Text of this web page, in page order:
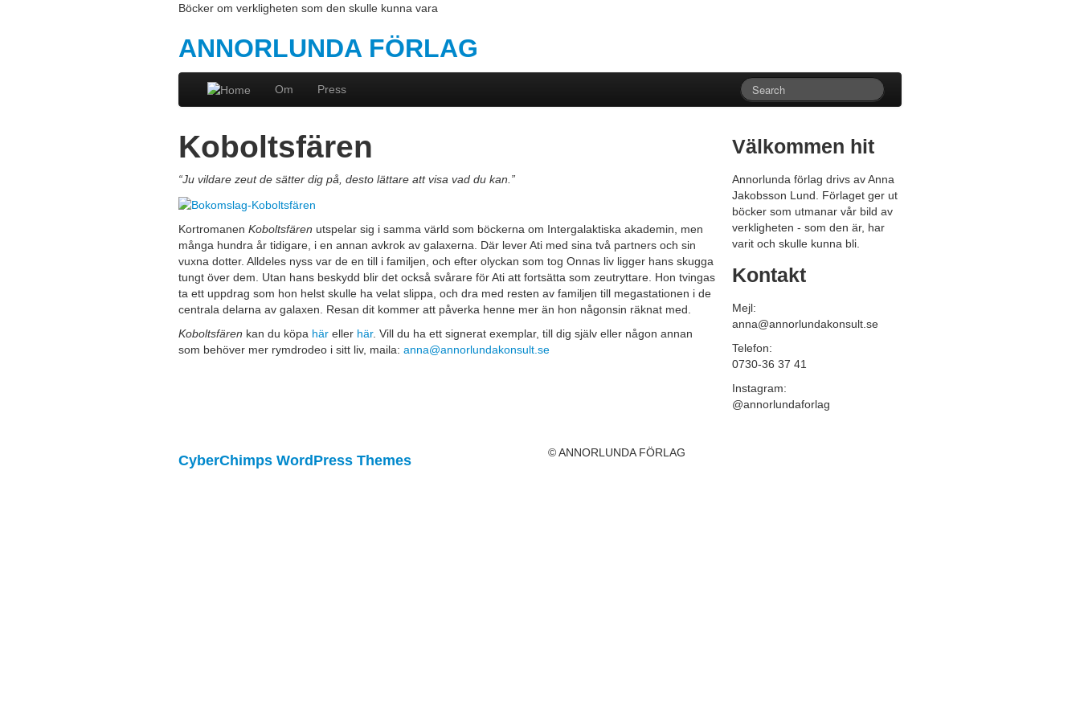
Böcker om verkligheten som den skulle kunna vara
ANNORLUNDA FÖRLAG
Om Press
Koboltsfären
“Ju vildare zeut de sätter dig på, desto lättare att visa vad du kan.”
Kortromanen Koboltsfären utspelar sig i samma värld som böckerna om Intergalaktiska akademin, men
många hundra år tidigare, i en annan avkrok av galaxerna. Där lever Ati med sina två partners och sin
vuxna dotter. Alldeles nyss var de en till i familjen, och efter olyckan som tog Onnas liv ligger hans skugga
tungt över dem. Utan hans beskydd blir det också svårare för Ati att fortsätta som zeutryttare. Hon tvingas
ta ett uppdrag som hon helst skulle ha velat slippa, och dra med resten av familjen till megastationen i de
centrala delarna av galaxen. Resan dit kommer att påverka henne mer än hon någonsin räknat med.
Koboltsfären kan du köpa här eller här. Vill du ha ett signerat exemplar, till dig själv eller någon annan
som behöver mer rymdrodeo i sitt liv, maila: anna@annorlundakonsult.se
Välkommen hit
Annorlunda förlag drivs av Anna
Jakobsson Lund. Förlaget ger ut
böcker som utmanar vår bild av
verkligheten - som den är, har
varit och skulle kunna bli.
Kontakt
Mejl:
anna@annorlundakonsult.se
Telefon:
0730-36 37 41
Instagram:
@annorlundaforlag
CyberChimps WordPress Themes © ANNORLUNDA FÖRLAG